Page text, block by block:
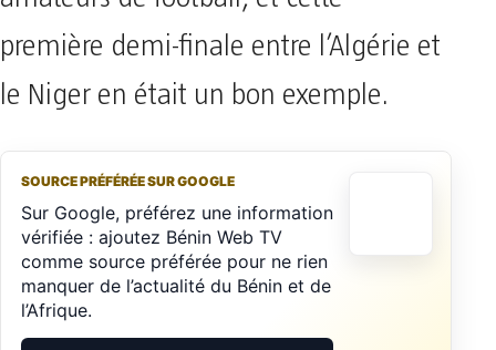
première demi-finale entre l’Algérie et
le Niger en était un bon exemple.
SOURCE PRÉFÉRÉE SUR GOOGLE
Sur Google, préférez une information
vérifiée : ajoutez Bénin Web TV
comme source préférée pour ne rien
manquer de l’actualité du Bénin et de
l’Afrique.